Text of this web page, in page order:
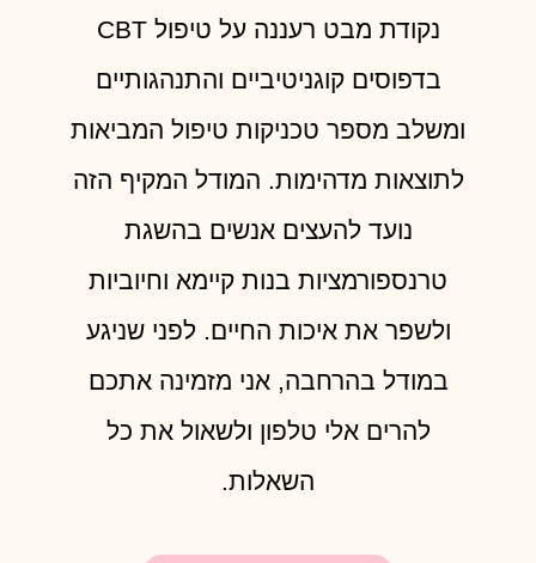
נקודת מבט רעננה על טיפול CBT
בדפוסים קוגניטיביים והתנהגותיים
ומשלב מספר טכניקות טיפול המביאות
לתוצאות מדהימות. המודל המקיף הזה
נועד להעצים אנשים בהשגת
טרנספורמציות בנות קיימא וחיוביות
ולשפר את איכות החיים. לפני שניגע
במודל בהרחבה, אני מזמינה אתכם
להרים אלי טלפון ולשאול את כל
השאלות.